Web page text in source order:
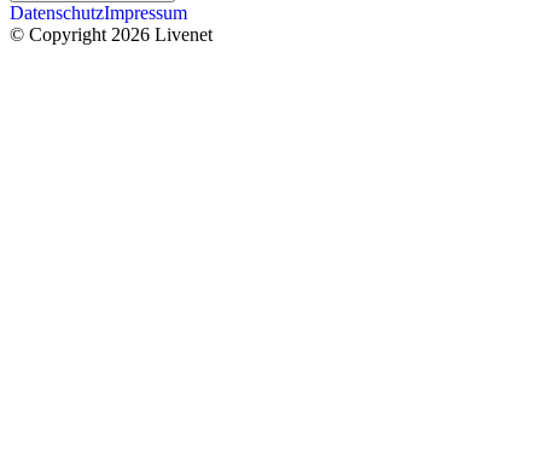
DatenschutzImpressum
© Copyright 2026 Livenet